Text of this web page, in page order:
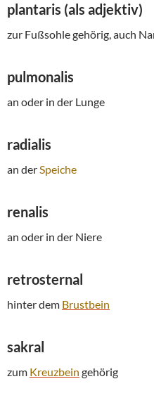
plantaris (als adjektiv)
zur Fußsohle gehörig, auch
pulmonalis
an oder in der Lunge
radialis
an derSpeiche
renalis
an oder in der Niere
retrosternal
hinter dem Brustbein
sakral
zum Kreuzbein gehörig